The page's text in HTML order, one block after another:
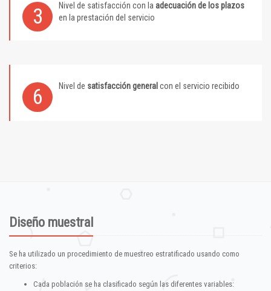
3 Nivel de satisfacción con la adecuación de los plazos
en la prestación del servicio
6 Nivel de satisfacción general con el servicio recibido
Diseño muestral
Se ha utilizado un procedimiento de muestreo estratificado usando como
criterios:
Cada población se ha clasificado según las diferentes variables: